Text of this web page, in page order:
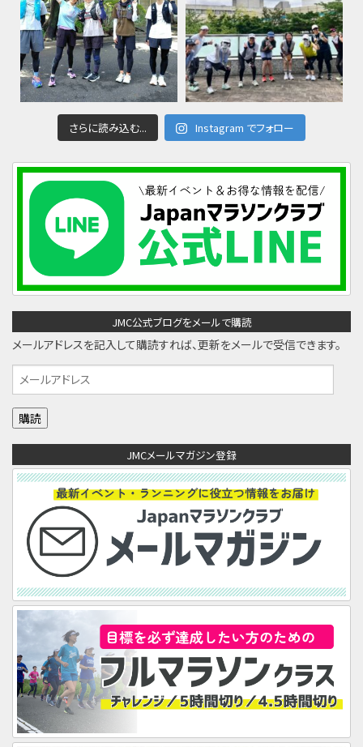
さらに読み込む... Instagram でフォロー
JMC公式ブログをメールで購読
メールアドレスを記入して購読すれば、更新をメールで受信できます。
メ
ー
ル
レ
JMCメールマガジン登録